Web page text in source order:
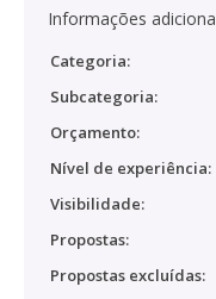
Informações
Categoria:
Subcategoria:
Orçamento:
Nível de experiência:
Visibilidade:
Propostas:
Propostas excluídas: